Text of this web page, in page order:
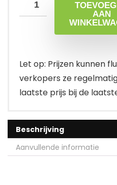
AAN
Let op: Prijzen kunnen
verkopers ze
laatste prijs bij de
Beschrijving
Aanvullende informatie